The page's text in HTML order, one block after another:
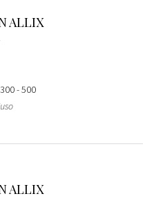
ALLIX
- 500
ALLIX